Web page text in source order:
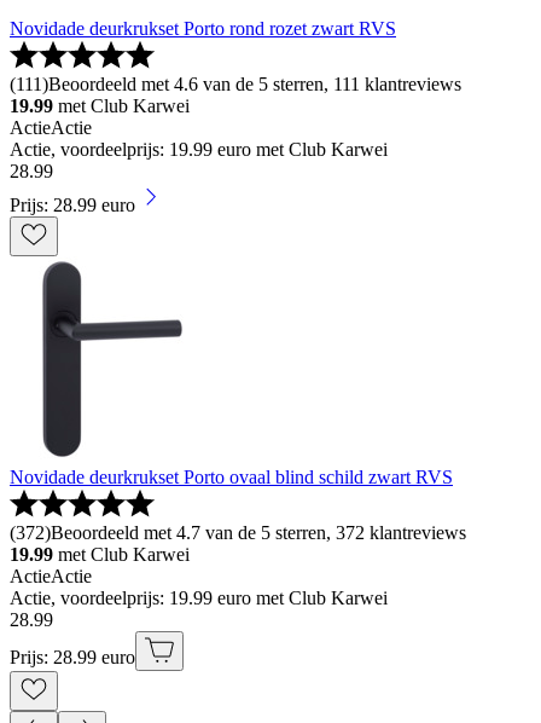
Novidade deurkrukset Porto rond rozet zwart RVS
(111)Beoordeeld met 4.6 van de 5 sterren, 111 klantreviews
19.99 met Club Karwei
ActieActie
Actie, voordeelprijs: 19.99 euro met Club Karwei
28.99
Prijs: 28.99 euro
Novidade deurkrukset Porto ovaal blind schild zwart RVS
(372)Beoordeeld met 4.7 van de 5 sterren, 372 klantreviews
19.99 met Club Karwei
ActieActie
Actie, voordeelprijs: 19.99 euro met Club Karwei
28.99
Prijs: 28.99 euro